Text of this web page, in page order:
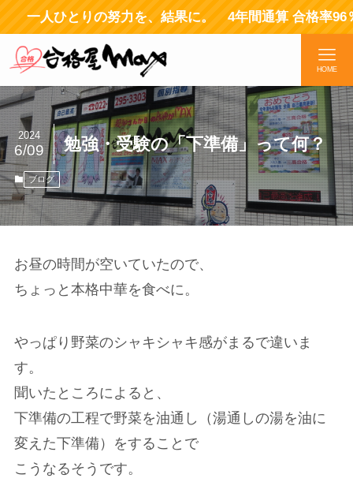
人ひとりの努力を、結果に。 4年間通算 合格率96
HOME
勉強・受験の「下準備」って何？
2024
6/09
ブログ
お昼の時間が空いていたので、
ちょっと本格中華を食べに。
やっぱり野菜のシャキシャキ感がまるで違いま
す。
聞いたところによると、
下準備の工程で野菜を油通し（湯通しの湯を油に
変えた下準備）をすることで
こうなるそうです。